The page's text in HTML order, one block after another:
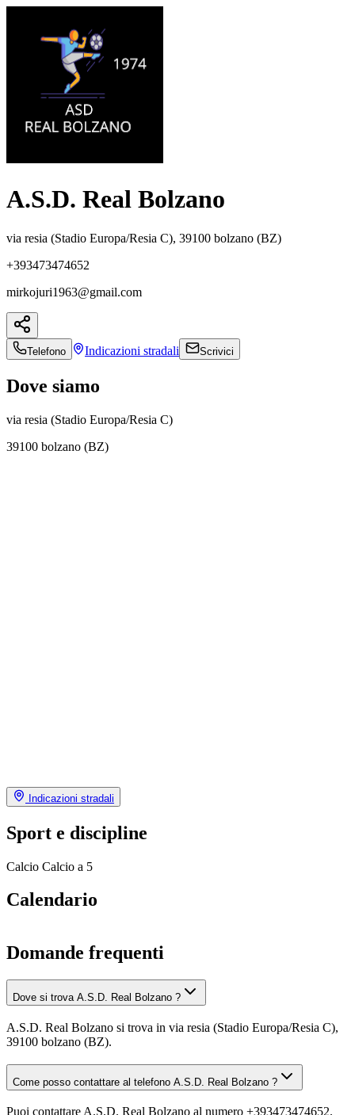
A.S.D. Real Bolzano
via resia (Stadio Europa/Resia C), 39100 bolzano (BZ)
+393473474652
mirkojuri1963@gmail.com
Telefono Indicazioni stradali Scrivici
Dove siamo
via resia (Stadio Europa/Resia C)
39100 bolzano (BZ)
Indicazioni stradali
Sport e discipline
Calcio Calcio a 5
Calendario
Domande frequenti
Dove si trova A.S.D. Real Bolzano ?
A.S.D. Real Bolzano si trova in via resia (Stadio Europa/Resia C),
39100 bolzano (BZ).
Come posso contattare al telefono A.S.D. Real Bolzano ?
Puoi contattare A.S.D. Real Bolzano al numero +393473474652.